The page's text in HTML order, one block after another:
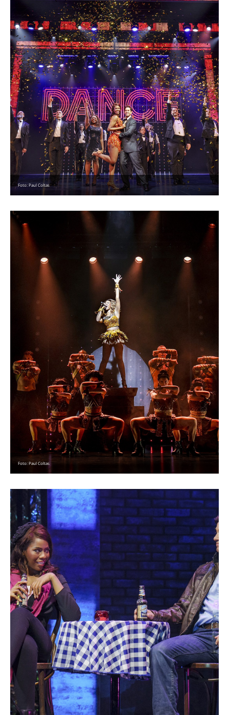
Foto: Paul Coltas
Foto: Paul Coltas